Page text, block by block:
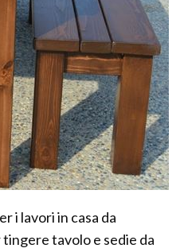
i lavori in casa da
tavolo e sedie da